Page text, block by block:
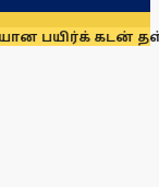
கடன்